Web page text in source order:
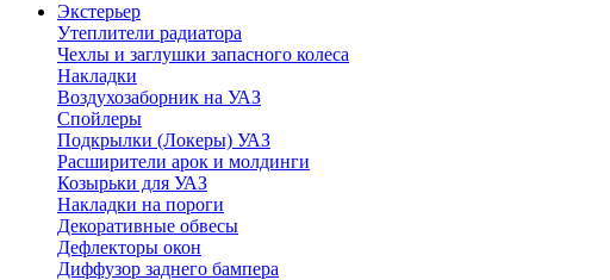
Экстерьер
Утеплители радиатора
Чехлы и заглушки запасного колеса
Накладки
Воздухозаборник на УАЗ
Спойлеры
Подкрылки (Локеры) УАЗ
Расширители арок и молдинги
Козырьки для УАЗ
Накладки на пороги
Декоративные обвесы
Дефлекторы окон
Диффузор заднего бампера